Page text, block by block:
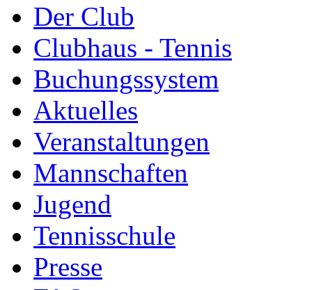
Der Club
Clubhaus - Tennis
Buchungssystem
Aktuelles
Veranstaltungen
Mannschaften
Jugend
Tennisschule
Presse